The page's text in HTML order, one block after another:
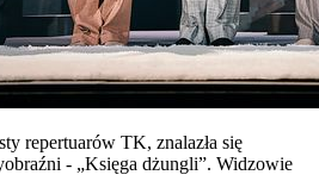
repertuarów TK, znalazła się
- „Księga dżungli”. Widzowie